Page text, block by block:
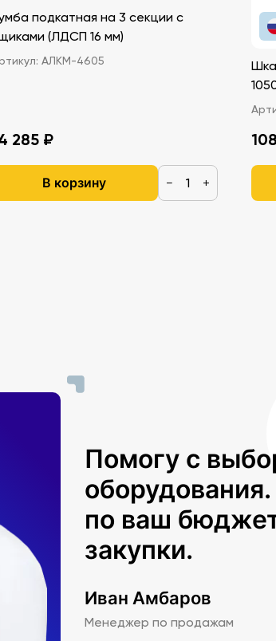
подкатная на 3 секции с
ящиками (ЛДСП 16 мм)
АЛКМ-4605
285 ₽
В корзину − +
Помогу с
по ваш
закупки.
Иван Амбаров
Менеджер по продажам